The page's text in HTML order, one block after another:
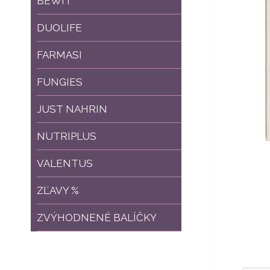
DUOLIFE
FARMASI
FUNGIES
JUST NAHRIN
NUTRIPLUS
VALENTUS
ZĽAVY %
ZVÝHODNENÉ BALÍČKY